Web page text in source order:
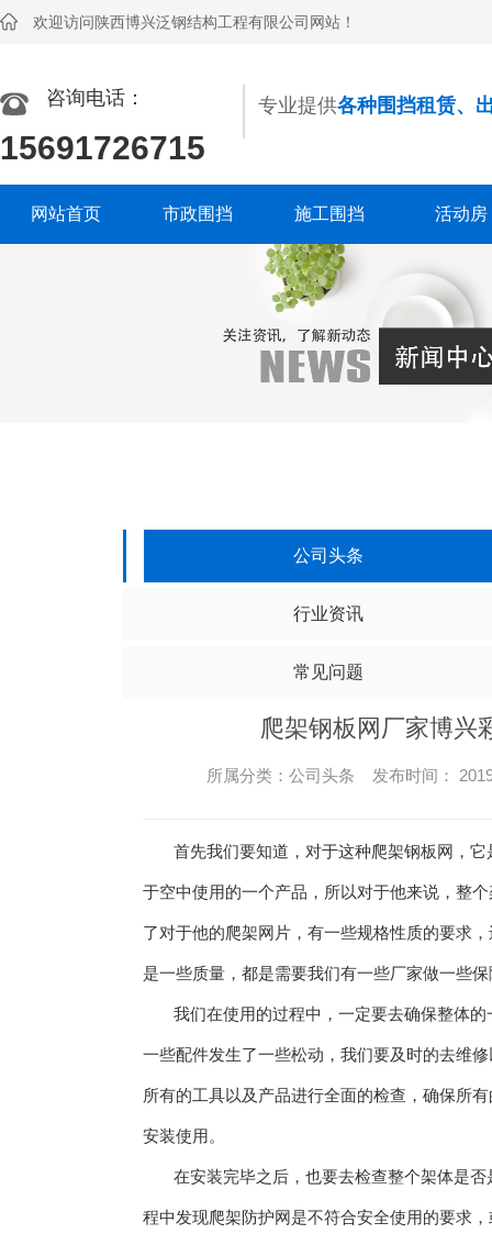
欢迎访问陕西博兴泛钢结构工程有限公司网站！
咨询电话：
15691726715
专业提供各种围挡租赁、
网站首页 市政围挡 施工围挡 活动房
公司头条
行业资讯
常见问题
爬架钢板网厂家博兴
所属分类：公司头条 发布时间：
首先我们要知道，对于这种爬架钢板网，它
于空中使用的一个产品，所以对于他来说，整
了对于他的爬架网片，有一些规格性质的要求
是一些质量，都是需要我们有一些厂家做一些
我们在使用的过程中，一定要去确保整体的
一些配件发生了一些松动，我们要及时的去维
所有的工具以及产品进行全面的检查，确保所
安装使用。
在安装完毕之后，也要去检查整个架体是否
程中发现爬架防护网是不符合安全使用的要求